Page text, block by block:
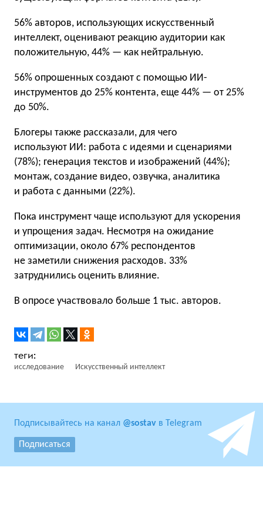
56% авторов, использующих искусственный
интеллект, оценивают реакцию аудитории как
положительную, 44% — как нейтральную.
56% опрошенных создают с помощью ИИ-
инструментов до 25% контента, еще 44% — от 25%
до 50%.
Блогеры также рассказали, для чего
используют ИИ: работа с идеями и сценариями
(78%); генерация текстов и изображений (44%);
монтаж, создание видео, озвучка, аналитика
и работа с данными (22%).
Пока инструмент чаще используют для ускорения
и упрощения задач. Несмотря на ожидание
оптимизации, около 67% респондентов
не заметили снижения расходов. 33%
затруднились оценить влияние.
В опросе участвовало больше 1 тыс. авторов.
исследование Искусственный интеллект
Подписывайтесь на канал @sostav в Telegram
Подписаться